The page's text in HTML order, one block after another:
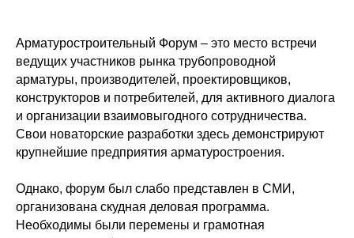
Арматуростроительный Форум – это место встречи
ведущих участников рынка трубопроводной
арматуры, производителей, проектировщиков,
конструкторов и потребителей, для активного диалога
и организации взаимовыгодного сотрудничества.
Свои новаторские разработки здесь демонстрируют
крупнейшие предприятия арматуростроения.
Однако, форум был слабо представлен в СМИ,
организована скудная деловая программа.
Необходимы были перемены и грамотная